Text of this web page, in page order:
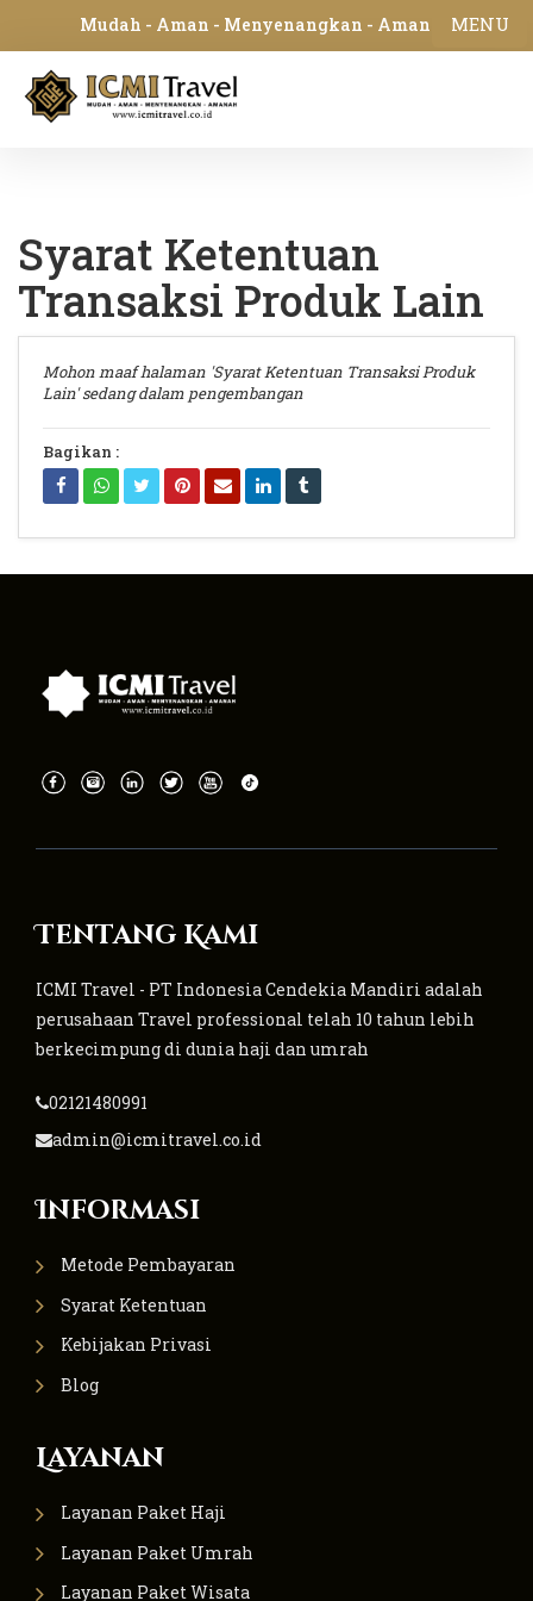
Mudah - Aman - Menyenangkan - Amanah
Syarat Ketentuan
Transaksi Produk Lain
Mohon maaf halaman 'Syarat Ketentuan Transaksi Produk
Lain' sedang dalam pengembangan
Bagikan :
Tentang Kami
ICMI Travel - PT Indonesia Cendekia Mandiri adalah
perusahaan Travel professional telah 10 tahun lebih
berkecimpung di dunia haji dan umrah
02121480991
admin@icmitravel.co.id
Informasi
Metode Pembayaran
Syarat Ketentuan
Kebijakan Privasi
Blog
Layanan
Layanan Paket Haji
Layanan Paket Umrah
Layanan Paket Wisata
MENU